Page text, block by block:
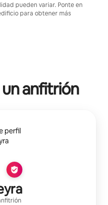
pueden variar. Ponte en
para obtener más
un anfitrión